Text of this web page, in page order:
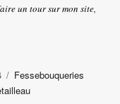
un tour sur mon site,
Catégories
Fessebouqueries